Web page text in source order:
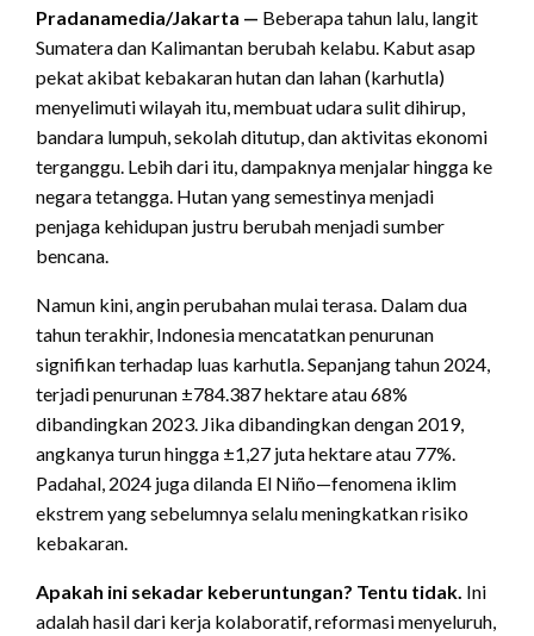
Pradanamedia/Jakarta — Beberapa tahun lalu, langit
Sumatera dan Kalimantan berubah kelabu. Kabut asap
pekat akibat kebakaran hutan dan lahan (karhutla)
menyelimuti wilayah itu, membuat udara sulit dihirup,
bandara lumpuh, sekolah ditutup, dan aktivitas ekonomi
terganggu. Lebih dari itu, dampaknya menjalar hingga ke
negara tetangga. Hutan yang semestinya menjadi
penjaga kehidupan justru berubah menjadi sumber
bencana.
Namun kini, angin perubahan mulai terasa. Dalam dua
tahun terakhir, Indonesia mencatatkan penurunan
signifikan terhadap luas karhutla. Sepanjang tahun 2024,
terjadi penurunan ±784.387 hektare atau 68%
dibandingkan 2023. Jika dibandingkan dengan 2019,
angkanya turun hingga ±1,27 juta hektare atau 77%.
Padahal, 2024 juga dilanda El Niño—fenomena iklim
ekstrem yang sebelumnya selalu meningkatkan risiko
kebakaran.
Apakah ini sekadar keberuntungan? Tentu tidak. Ini
adalah hasil dari kerja kolaboratif, reformasi menyeluruh,